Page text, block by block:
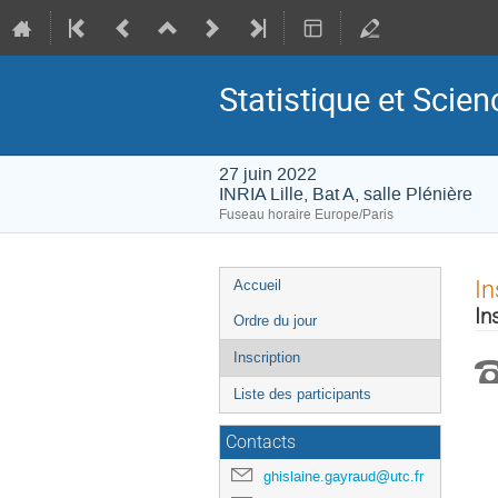
Statistique et
27 juin 2022
INRIA Lille, Bat A, salle Plénière
Fuseau horaire Europe/Paris
Menu
de
l'événement
Accueil
Ordre du jour
Inscription
Liste des participants
Contacts
ghislaine.gayraud@utc.fr